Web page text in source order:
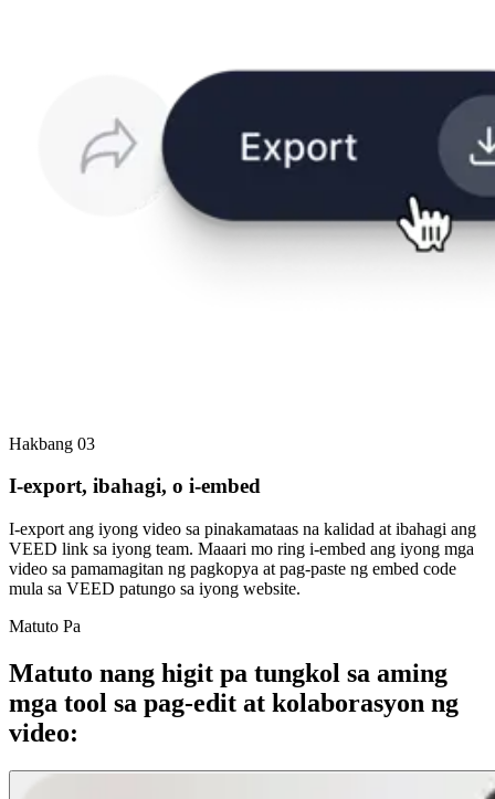
Hakbang 03
I-export, ibahagi, o i-embed
I-export ang iyong video sa pinakamataas na kalidad at ibahagi ang
VEED link sa iyong team. Maaari mo ring i-embed ang iyong mga
video sa pamamagitan ng pagkopya at pag-paste ng embed code
mula sa VEED patungo sa iyong website.
Matuto Pa
Matuto nang higit pa tungkol sa aming
mga tool sa pag-edit at kolaborasyon ng
video: